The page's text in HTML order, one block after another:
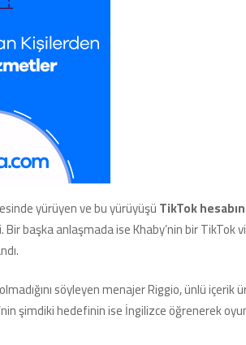
yürüyen ve bu yürüyüşüTikTok
başka anlaşmada ise Khaby’nin bir TikTok
söyleyen menajer Riggio, ünlü
şimdiki hedefinin ise İngilizce öğrenerek